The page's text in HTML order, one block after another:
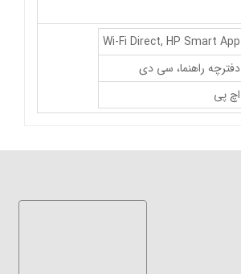
Wi-Fi Direct, HP Smart App
دفترچه راهنما، سی دی
اچ پی